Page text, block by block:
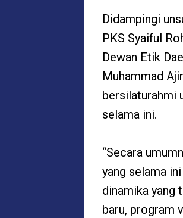
Didampingi
PKS Syaiful
Dewan Etik
Muhammad
bersilaturahmi
selama ini.
“Secara
yang selama
dinamika yang
baru, program